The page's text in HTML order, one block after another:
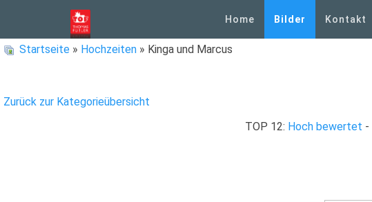
Home Bilder Kontakt
Startseite » Hochzeiten » Kinga und Marcus
Zurück zur Kategorieübersicht
TOP 12: Hoch bewertet -